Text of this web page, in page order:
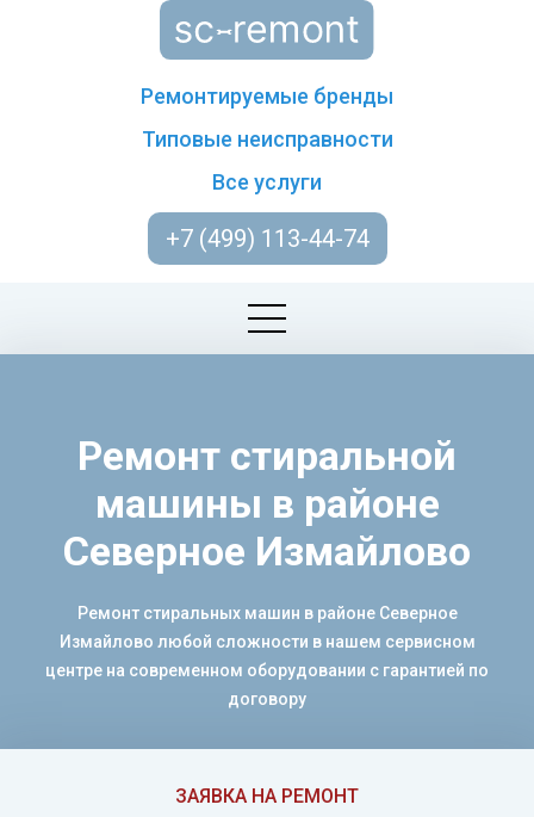
Ремонтируемые бренды
Типовые неисправности
Все услуги
+7 (499) 113-44-74
ЗАЯВКА НА РЕМОНТ
Ремонт стиральной
машины в районе
Северное Измайлово
Ремонт стиральных машин в районе Северное
Измайлово любой сложности в нашем сервисном
центре на современном оборудовании с гарантией по
договору